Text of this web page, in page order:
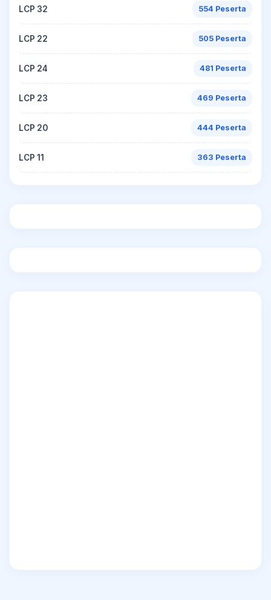
LCP 32 554 Peserta
LCP 22 505 Peserta
LCP 24 481 Peserta
LCP 23 469 Peserta
LCP 20 444 Peserta
LCP 11 363 Peserta